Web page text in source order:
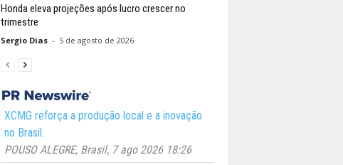
Honda eleva projeções após lucro crescer no
trimestre
Sergio Dias - 5 de agosto de 2026
XCMG reforça a produção local e a inovação
no Brasil.
POUSO ALEGRE, Brasil, 7 ago 2026 18:26